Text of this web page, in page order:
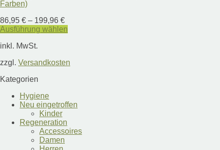
Farben)
86,95 € – 199,96 €
Ausführung wählen
Produkt
mehrere
auf.
Optionen
können
Produktseite
inkl. MwSt.
zzgl. Versandkosten
Kategorien
Hygiene
Neu eingetroffen
Kinder
Regeneration
Accessoires
Damen